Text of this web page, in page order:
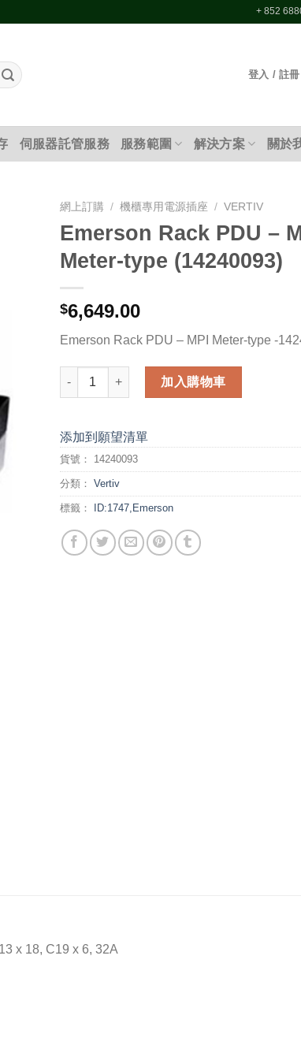
+ 852
登入 / 註冊
伺服器託管服務 服務範圍 解決方案 關於
網上訂購 / 機櫃專用電源插座 / VERTIV
Emerson Rack PDU –
Meter-type (14240093)
$6,649.00
Emerson Rack PDU – MPI Meter-type -
Emerson Rack PDU - MPI Meter-type
加入購物車
添加到願望清單
貨號： 14240093
分類： Vertiv
標籤： ID:1747,Emerson
x 18, C19 x 6, 32A